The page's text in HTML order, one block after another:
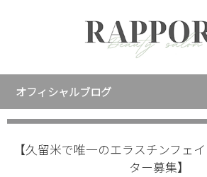
オフィシャルブログ
【久留米で唯一のエラスチンフェ
ター募集】